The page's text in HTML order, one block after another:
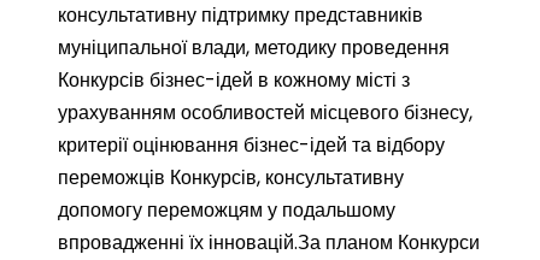
консультативну підтримку представників
муніципальної влади, методику проведення
Конкурсів бізнес-ідей в кожному місті з
урахуванням особливостей місцевого бізнесу,
критерії оцінювання бізнес-ідей та відбору
переможців Конкурсів, консультативну
допомогу переможцям у подальшому
впровадженні їх інновацій.За планом Конкурси